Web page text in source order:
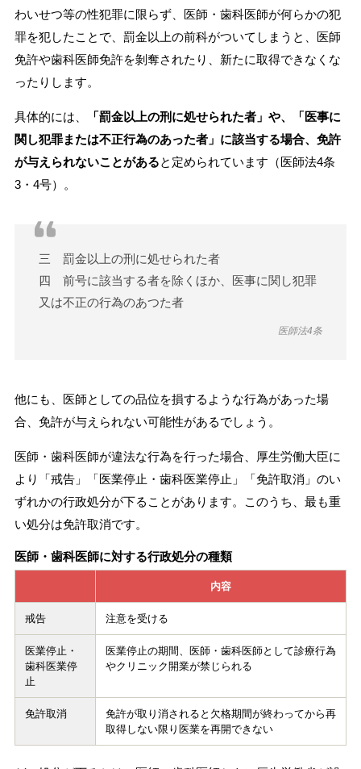
わいせつ等の性犯罪に限らず、医師・歯科医師が何らかの犯
罪を犯したことで、罰金以上の前科がついてしまうと、医師
免許や歯科医師免許を剝奪されたり、新たに取得できなくな
ったりします。
具体的には、
「罰金以上の刑に処せられた者」や、「医事に
関し犯罪または不正行為のあった者」に該当する場合、免許
が与えられないことがあると定められています（医師法4条
3・4号）。
三 罰金以上の刑に処せられた者
四 前号に該当する者を除くほか、医事に関し犯罪
又は不正の行為のあつた者
医師法4条
他にも、医師としての品位を損するような行為があった場
合、免許が与えられない可能性があるでしょう。
医師・歯科医師が違法な行為を行った場合、厚生労働大臣に
より「戒告」「医業停止・歯科医業停止」「免許取消」のい
ずれかの行政処分が下ることがあります。このうち、最も重
い処分は免許取消です。
医師・歯科医師に対する行政処分の種類
内容
戒告 注意を受ける
医業停止・
歯科医業停
止
医業停止の期間、医師・歯科医師として診療行為
やクリニック開業が禁じられる
免許取消
免許が取り消されると欠格期間が終わってから再
取得しない限り医業を再開できない